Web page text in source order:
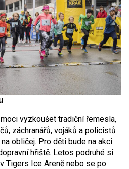
vyzkoušet tradiční řemesla,
záchranářů, vojáků a policistů
obličej. Pro děti bude na akci
hřiště. Letos podruhé si
Tigers Ice Areně nebo se po